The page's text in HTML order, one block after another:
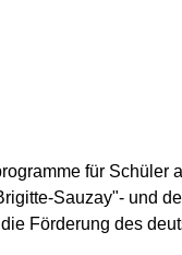
neuen Fenster
Fenster geöffnet)
für Schüler
Sauzay"- und
Förderung des